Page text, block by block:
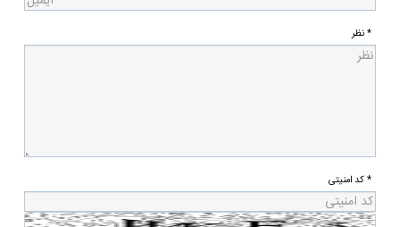
* نظر
* کد امنیتی